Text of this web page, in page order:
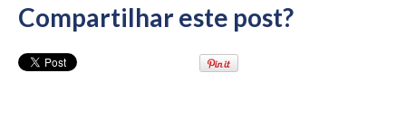
Compartilhar este post?